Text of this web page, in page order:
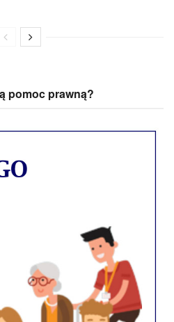
pomoc prawną?